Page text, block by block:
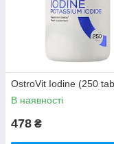
OstroVit Iodine (250
В наявності
478 ₴